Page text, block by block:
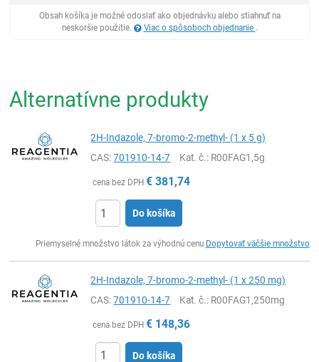
Obsah košíka je možné odoslať ako objednávku alebo stiahnuť na
neskoršie použitie.
Viac o spôsoboch objednanie .
Alternatívne produkty
2H-Indazole, 7-bromo-2-methyl- (1 x 5 g)
CAS:701910-14-7 Kat. č.: R00FAG1,5g
cena bez DPH € 381,74
Do košíka
Priemyselné množstvo látok za výhodnú cenu Dopytovať väčšie množstvo
2H-Indazole, 7-bromo-2-methyl- (1 x 250 mg)
CAS:701910-14-7 Kat. č.: R00FAG1,250mg
cena bez DPH € 148,36
Do košíka